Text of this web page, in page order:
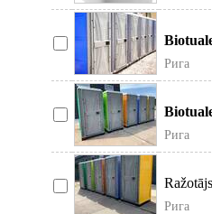
Рига
Рига
Рига